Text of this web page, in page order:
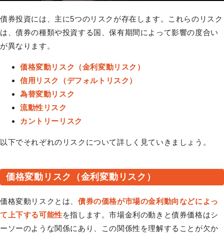
債券投資には、主に5つのリスクが存在します。これらのリスク
は、債券の種類や投資する国、保有期間によって影響の度合い
が異なります。
価格変動リスク（金利変動リスク）
信用リスク（デフォルトリスク）
為替変動リスク
流動性リスク
カントリーリスク
以下でそれぞれのリスクについて詳しく見ていきましょう。
価格変動リスク（金利変動リスク）
価格変動リスクとは、 債券の価格が市場の金利動向などによっ
て上下する可能性を指します。市場金利の動きと債券価格はシ
ーソーのような関係にあり、この関係性を理解することが欠か